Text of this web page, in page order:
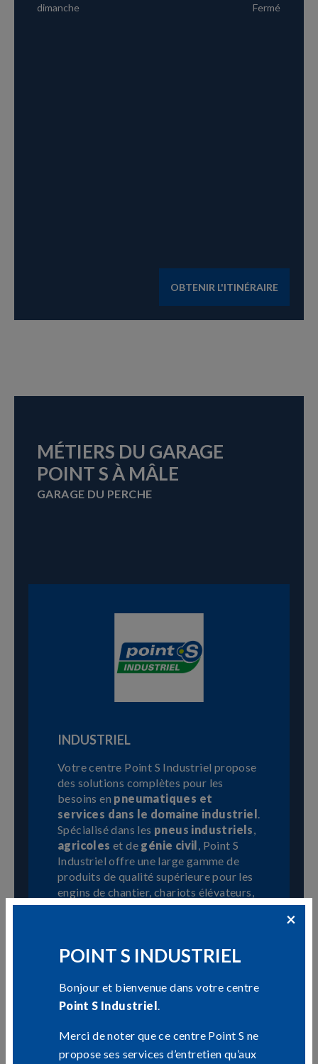
×
POINT S INDUSTRIEL
Bonjour et bienvenue dans votre centre
Point S Industriel
Merci de noter que ce centre Point S ne
propose ses services d’entretien qu’aux
dimanche
Fermé
OBTENIR L'ITINÉRAIRE
MÉTIERS DU GARAGE
POINT S À MÂLE
GARAGE DU PERCHE
INDUSTRIEL
Votre centre Point S Industriel propose
des solutions complètes pour les
besoins en pneumatiques et
services dans le domaine industriel
Spécialisé dans les pneus industriels
agricoles et de génie civil , Point S
Industriel offre une large gamme de
produits de qualité supérieure pour les
engins de chantier, chariots élévateurs,
machines agricoles et véhicules
Nos experts de Point S Industriel
comme le montage, l’équilibrage, la
réparation et le rechapage des pneus,
optimales et une productivité accrue
pour les entreprises. Pour plus